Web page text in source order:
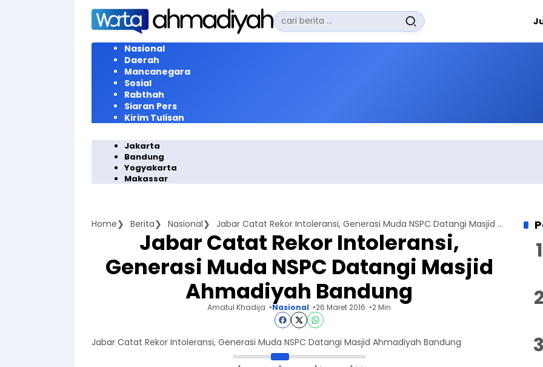
Langsung
konten
Pencarian
untuk:
Nasional
Daerah
Mancanegara
Sosial
Rabthah
Siaran Pers
Kirim Tulisan
Jakarta
Bandung
Yogyakarta
Makassar
Home Berita Nasional Jabar Catat Rekor Intoleransi, Generasi Muda NSPC Datangi Masjid Ahmadiyah Bandung
Jabar Catat Rekor Intoleransi,
Generasi Muda NSPC Datangi Masjid
Ahmadiyah Bandung
Amatul Khadija Nasional 26 Maret 2016 2 Min
Jabar Catat Rekor Intoleransi, Generasi Muda NSPC Datangi Masjid Ahmadiyah Bandung